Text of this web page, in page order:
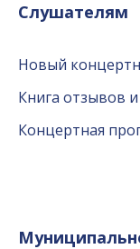
Слушателям
Новый
Книга отзывов
Концертная